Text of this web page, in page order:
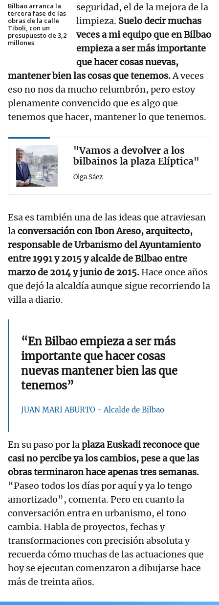
Bilbao arranca la
tercera fase de las
obras de la calle
Tiboli, con un
presupuesto de 3,2
millones
seguridad, el de la mejora de la
limpieza. Suelo decir muchas
veces a mi equipo que en Bilbao
empieza a ser más importante
que hacer cosas nuevas,
mantener bien las cosas que tenemos.A veces
eso no nos da mucho relumbrón, pero estoy
plenamente convencido que es algo que
tenemos que hacer, mantener lo que tenemos.
"Vamos a devolver a los
bilbainos la plaza Elíptica"
Olga Sáez
Esa es también una de las ideas que atraviesan
laconversación con Ibon Areso, arquitecto,
responsable de Urbanismo del Ayuntamiento
entre 1991 y 2015 y alcalde de Bilbao entre
marzo de 2014 y junio de 2015. Hace once años
que dejó la alcaldía aunque sigue recorriendo la
villa a diario.
“En Bilbao empieza a ser más
importante que hacer cosas
nuevas mantener bien las que
tenemos”
JUAN MARI ABURTO - Alcalde de Bilbao
En su paso por laplaza Euskadi reconoce que
casi no percibe ya los cambios, pese a que las
obras terminaron hace apenas tres semanas.
“Paseo todos los días por aquí y ya lo tengo
amortizado”, comenta. Pero en cuanto la
conversación entra en urbanismo, el tono
cambia. Habla de proyectos, fechas y
transformaciones con precisión absoluta y
recuerda cómo muchas de las actuaciones que
hoy se ejecutan comenzaron a dibujarse hace
más de treinta años.